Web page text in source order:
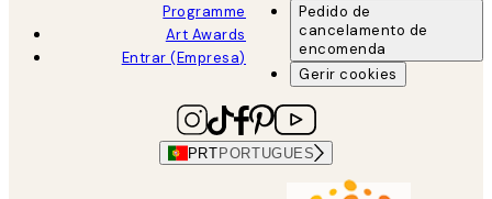
Programme
Art Awards
Entrar (Empresa)
Pedido de
cancelamento de
encomenda
Gerir cookies
PRT PORTUGUES